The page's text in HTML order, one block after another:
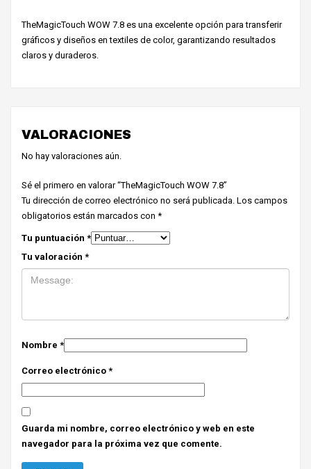
TheMagicTouch WOW 7.8 es una excelente opción para transferir
gráficos y diseños en textiles de color, garantizando resultados
claros y duraderos.
VALORACIONES
No hay valoraciones aún.
Sé el primero en valorar “TheMagicTouch WOW 7.8”
Tu dirección de correo electrónico no será publicada. Los campos
obligatorios están marcados con *
Tu puntuación *
Tu valoración *
Nombre *
Correo electrónico *
Guarda mi nombre, correo electrónico y web en este
navegador para la próxima vez que comente.